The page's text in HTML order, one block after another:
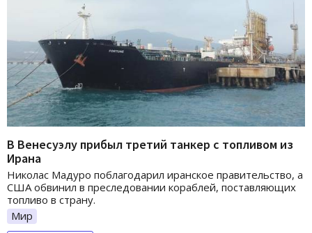
В Венесуэлу прибыл третий танкер с топливом из
Ирана
Николас Мадуро поблагодарил иранское правительство, а
США обвинил в преследовании кораблей, поставляющих
топливо в страну.
Мир